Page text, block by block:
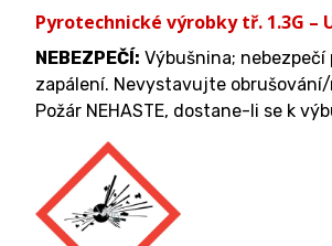
Pyrotechnické výrobky tř. 1.3G –
NEBEZPEČÍ: Výbušnina;
zapálení. Nevystavujte
Požár NEHASTE, dostane-li se k